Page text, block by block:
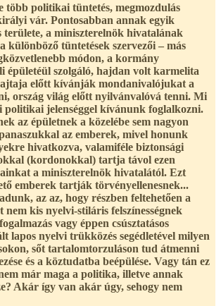
több politikai tüntetés, megmozdulás
vár. Pontosabban annak egyik
területe, a miniszterelnök hivatalának
különböző tüntetések szervezői – más
módon, a kormány
épületéül szolgáló, hajdan volt karmelita
ajtaja előtt kívánják mondanivalójukat a
ország világ előtt nyilvánvalóvá tenni. Mi
politikai jelenséggel kívánunk foglalkozni.
az épületnek a közelébe sem nagyon
az emberek, mivel honunk
hivatkozva, valamiféle biztonsági
(kordonokkal) tartja távol ezen
a miniszterelnök hivatalától. Ezt
emberek tartják törvényellenesnek...
az az, hogy részben feltehetően a
nem kis nyelvi-stiláris felszínességnek
vagy éppen csúsztatásos
lapos nyelvi trükközés segédletével milyen
sőt tartalomtorzuláson tud átmenni
és a köztudatba beépülése. Vagy tán ez
már maga a politika, illetve annak
Akár így van akár úgy, sehogy nem